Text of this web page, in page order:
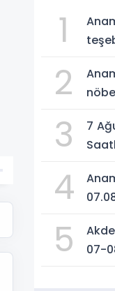
1
2
3
7
4
5
07-